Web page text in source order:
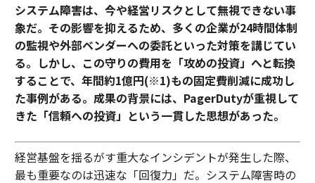
システム障害は、今や経営リスクとして無視できない事
象だ。その影響を抑えるため、多くの企業が24時間体制
の監視や外部ベンダーへの委託といった対策を講じてい
る。しかし、この守りの費用を「攻めの投資」へと転換
することで、年間約1億円(※1)もの固定費削減に成功し
た事例がある。成果の背景には、PagerDutyが重視して
きた「信頼への投資」という一貫した思想があった。
経営基盤を揺るがす重大なインシデントが発生した際、
最も重要なのは迅速な「回復力」だ。システム障害時の